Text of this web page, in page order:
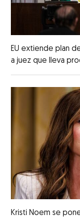
EU extiende plan
a juez que lleva
Kristi Noem se